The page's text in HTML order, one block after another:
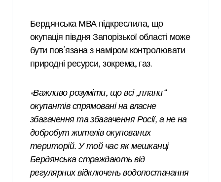
Бердянська МВА підкреслила, що
окупація півдня Запорізької області може
бути пов’язана з наміром контролювати
природні ресурси, зокрема, газ.
«Важливо розуміти, що всі „плани“
окупантів спрямовані на власне
збагачення та збагачення Росії, а не на
добробут жителів окупованих
територій. У той час як мешканці
Бердянська страждають від
регулярних відключень водопостачання